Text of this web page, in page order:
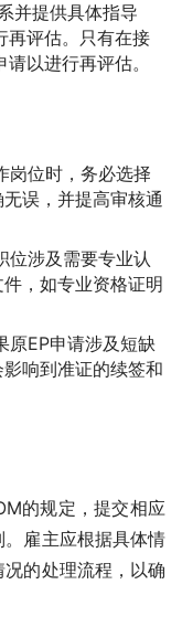
并提供具体指导
再评估。只有在接
以进行再评估。
岗位时，务必选择
误，并提高审核通
涉及需要专业认
，如专业资格证明
原EP申请涉及短缺
响到准证的续签和
的规定，提交相应
雇主应根据具体情
的处理流程，以确